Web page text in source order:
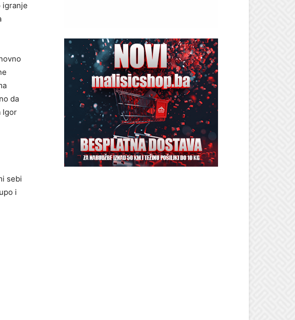
igranje
da
Igor
sebi
i